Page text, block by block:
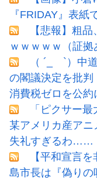
『FRIDAY』表紙
【悲報】粗
ｗｗｗｗｗ（証拠
（ ´_ゝ`）中
の閣議決定を批
消費税ゼロを公
「ピクサー
某アメリカ産アニ
失礼すぎるわ……
【平和宣言
島市長は『偽りの